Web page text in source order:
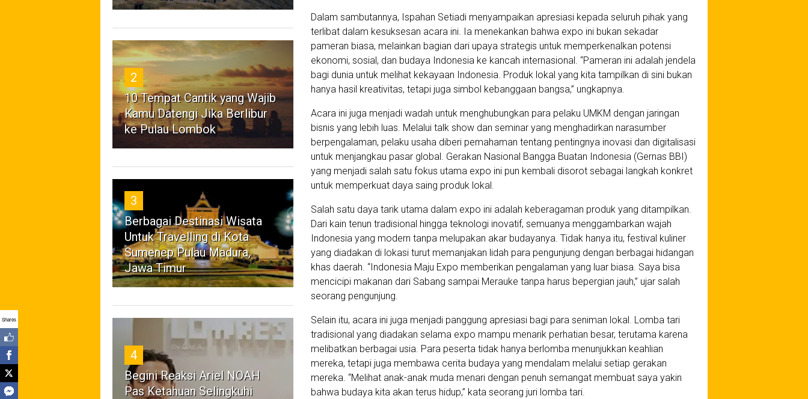
Dalam sambutannya, Ispahan Setiadi menyampaikan apresiasi kepada seluruh pihak yang
terlibat dalam kesuksesan acara ini. Ia menekankan bahwa expo ini bukan sekadar
pameran biasa, melainkan bagian dari upaya strategis untuk memperkenalkan potensi
ekonomi, sosial, dan budaya Indonesia ke kancah internasional. “Pameran ini adalah jendela
bagi dunia untuk melihat kekayaan Indonesia. Produk lokal yang kita tampilkan di sini bukan
hanya hasil kreativitas, tetapi juga simbol kebanggaan bangsa,” ungkapnya.
Acara ini juga menjadi wadah untuk menghubungkan para pelaku UMKM dengan jaringan
bisnis yang lebih luas. Melalui talk show dan seminar yang menghadirkan narasumber
berpengalaman, pelaku usaha diberi pemahaman tentang pentingnya inovasi dan digitalisasi
untuk menjangkau pasar global. Gerakan Nasional Bangga Buatan Indonesia (Gernas BBI)
yang menjadi salah satu fokus utama expo ini pun kembali disorot sebagai langkah konkret
untuk memperkuat daya saing produk lokal.
Salah satu daya tarik utama dalam expo ini adalah keberagaman produk yang ditampilkan.
Dari kain tenun tradisional hingga teknologi inovatif, semuanya menggambarkan wajah
Indonesia yang modern tanpa melupakan akar budayanya. Tidak hanya itu, festival kuliner
yang diadakan di lokasi turut memanjakan lidah para pengunjung dengan berbagai hidangan
khas daerah. “Indonesia Maju Expo memberikan pengalaman yang luar biasa. Saya bisa
mencicipi makanan dari Sabang sampai Merauke tanpa harus bepergian jauh,” ujar salah
seorang pengunjung.
Selain itu, acara ini juga menjadi panggung apresiasi bagi para seniman lokal. Lomba tari
tradisional yang diadakan selama expo mampu menarik perhatian besar, terutama karena
melibatkan berbagai usia. Para peserta tidak hanya berlomba menunjukkan keahlian
mereka, tetapi juga membawa cerita budaya yang mendalam melalui setiap gerakan
mereka. “Melihat anak-anak muda menari dengan penuh semangat membuat saya yakin
bahwa budaya kita akan terus hidup,” kata seorang juri lomba tari.
2
10 Tempat Cantik yang Wajib
Kamu Datengi Jika Berlibur
ke Pulau Lombok
3
Berbagai Destinasi Wisata
Untuk Travelling di Kota
Sumenep Pulau Madura,
Jawa Timur
4
Begini Reaksi Ariel NOAH
Pas Ketahuan Selingkuhi
Shares